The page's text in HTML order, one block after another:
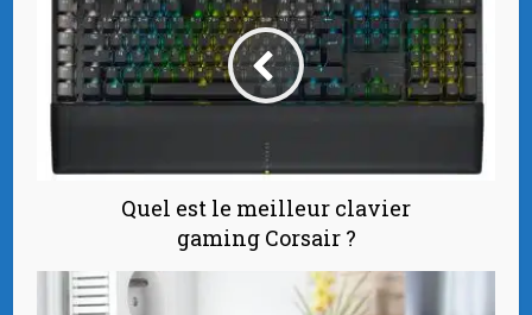
Quel est le meilleur clavier
gaming Corsair ?